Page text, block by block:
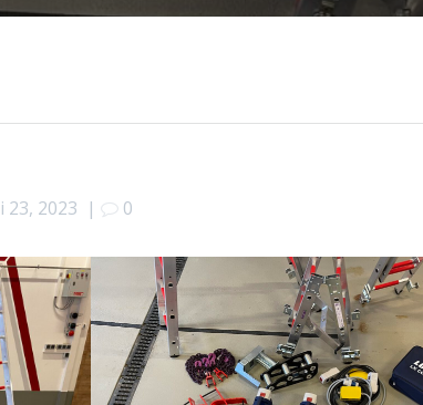
23, 2023 | 0